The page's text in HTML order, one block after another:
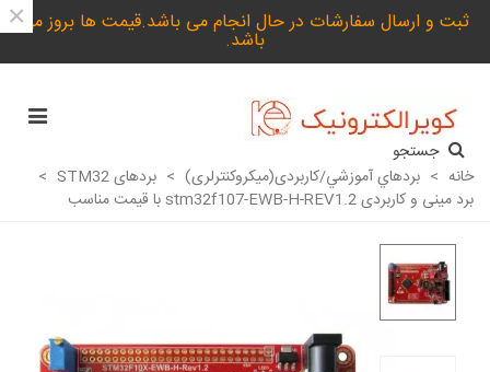
ثبت و ارسال سفارشات در حال انجام می باشد.قیمت ها بروز می
باشد.
×
جستجو
خانه > بردهاي آموزشي/کاربردی(میکروکنترلری) > بردهای STM32
>
برد مینی و کاربردی stm32f107-EWB-H-REV1.2 با قیمت مناسب